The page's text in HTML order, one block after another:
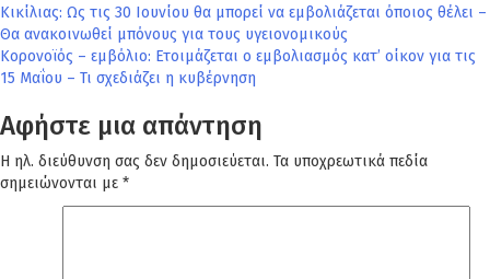
Πλοήγηση
άρθρων
Κικίλιας: Ως τις 30 Ιουνίου θα μπορεί να εμβολιάζεται όποιος θέλει –
Θα ανακοινωθεί μπόνους για τους υγειονομικούς
Κορονοϊός – εμβόλιο: Ετοιμάζεται ο εμβολιασμός κατ’ οίκον για τις
15 Μαΐου – Τι σχεδιάζει η κυβέρνηση
Αφήστε μια απάντηση
Η ηλ. διεύθυνση σας δεν δημοσιεύεται. Τα υποχρεωτικά πεδία
σημειώνονται με *